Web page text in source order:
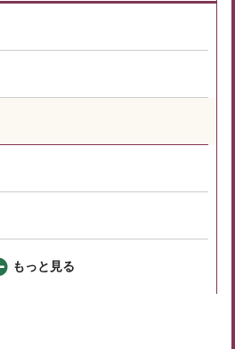
もっと見る